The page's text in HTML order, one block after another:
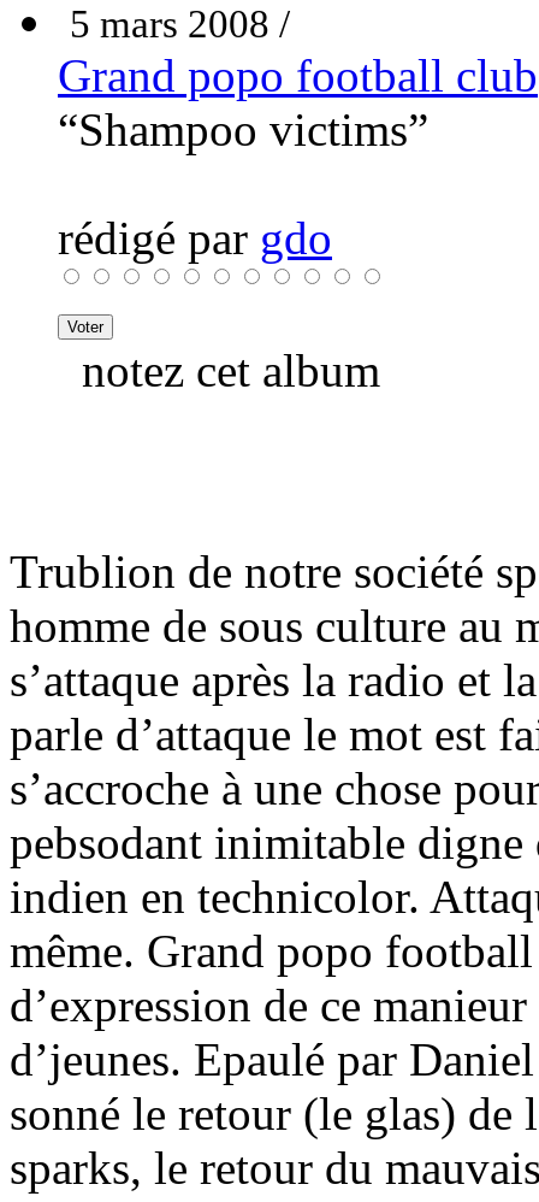
5 mars 2008 /
Grand popo football club
“Shampoo victims”
rédigé par gdo
notez cet album
Trublion de notre société
homme de sous culture au
s’attaque après la radio et
parle d’attaque le mot est
s’accroche à une chose
pebsodant inimitable
indien en technicolor.
même. Grand popo
d’expression de ce
d’jeunes. Epaulé par
sonné le retour (le glas) de
sparks, le retour du